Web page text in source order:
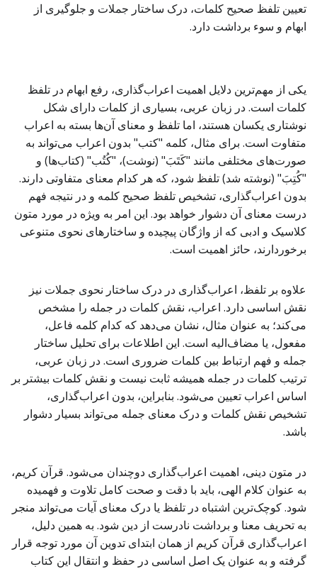
تعیین تلفظ صحیح کلمات، درک ساختار جملات و جلوگیری از
ابهام و سوء برداشت دارد.
یکی از مهم‌ترین دلایل اهمیت اعراب‌گذاری، رفع ابهام در تلفظ
کلمات است. در زبان عربی، بسیاری از کلمات دارای شکل
نوشتاری یکسان هستند، اما تلفظ و معنای آن‌ها بسته به اعراب
متفاوت است. برای مثال، کلمه "کتب" بدون اعراب می‌تواند به
صورت‌های مختلفی مانند "کَتَبَ" (نوشت)، "کُتُب" (کتاب‌ها) و
"کُتِبَ" (نوشته شد) تلفظ شود، که هر کدام معنای متفاوتی دارند.
بدون اعراب‌گذاری، تشخیص تلفظ صحیح کلمه و در نتیجه فهم
درست معنای آن دشوار خواهد بود. این امر به ویژه در مورد متون
کلاسیک و ادبی که از واژگان پیچیده و ساختارهای نحوی متنوعی
برخوردارند، حائز اهمیت است.
علاوه بر تلفظ، اعراب‌گذاری در درک ساختار نحوی جملات نیز
نقش اساسی دارد. اعراب، نقش کلمات در جمله را مشخص
می‌کند؛ به عنوان مثال، نشان می‌دهد که کدام کلمه فاعل،
مفعول، یا مضاف‌الیه است. این اطلاعات برای تحلیل ساختار
جمله و فهم ارتباط بین کلمات ضروری است. در زبان عربی،
ترتیب کلمات در جمله همیشه ثابت نیست و نقش کلمات بیشتر بر
اساس اعراب تعیین می‌شود. بنابراین، بدون اعراب‌گذاری،
تشخیص نقش کلمات و درک معنای جمله می‌تواند بسیار دشوار
باشد.
در متون دینی، اهمیت اعراب‌گذاری دوچندان می‌شود. قرآن کریم،
به عنوان کلام الهی، باید با دقت و صحت کامل تلاوت و فهمیده
شود. کوچک‌ترین اشتباه در تلفظ یا درک معنای آیات می‌تواند منجر
به تحریف معنا و برداشت نادرست از دین شود. به همین دلیل،
اعراب‌گذاری قرآن کریم از همان ابتدای تدوین آن مورد توجه قرار
گرفته و به عنوان یک اصل اساسی در حفظ و انتقال این کتاب